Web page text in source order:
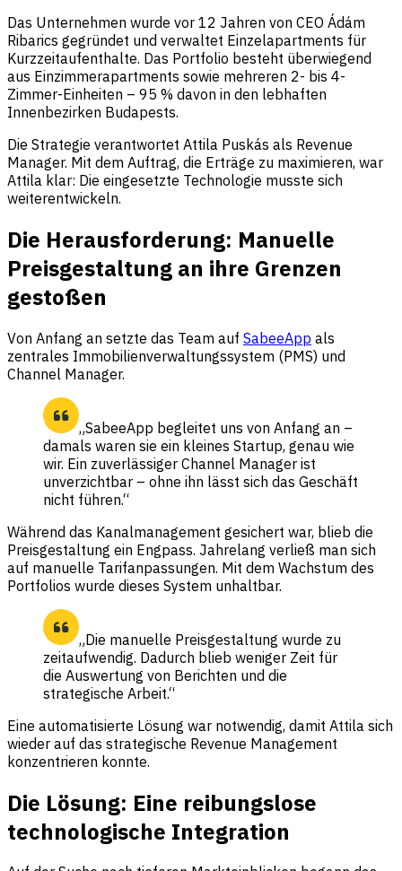
Das Unternehmen wurde vor 12 Jahren von CEO Ádám
Ribarics gegründet und verwaltet Einzelapartments für
Kurzzeitaufenthalte. Das Portfolio besteht überwiegend
aus Einzimmerapartments sowie mehreren 2- bis 4-
Zimmer-Einheiten – 95 % davon in den lebhaften
Innenbezirken Budapests.
Die Strategie verantwortet Attila Puskás als Revenue
Manager. Mit dem Auftrag, die Erträge zu maximieren, war
Attila klar: Die eingesetzte Technologie musste sich
weiterentwickeln.
Die Herausforderung: Manuelle
Preisgestaltung an ihre Grenzen
gestoßen
Von Anfang an setzte das Team auf SabeeApp als
zentrales Immobilienverwaltungssystem (PMS) und
Channel Manager.
„SabeeApp begleitet uns von Anfang an –
damals waren sie ein kleines Startup, genau wie
wir. Ein zuverlässiger Channel Manager ist
unverzichtbar – ohne ihn lässt sich das Geschäft
nicht führen.“
Während das Kanalmanagement gesichert war, blieb die
Preisgestaltung ein Engpass. Jahrelang verließ man sich
auf manuelle Tarifanpassungen. Mit dem Wachstum des
Portfolios wurde dieses System unhaltbar.
„Die manuelle Preisgestaltung wurde zu
zeitaufwendig. Dadurch blieb weniger Zeit für
die Auswertung von Berichten und die
strategische Arbeit.“
Eine automatisierte Lösung war notwendig, damit Attila sich
wieder auf das strategische Revenue Management
konzentrieren konnte.
Die Lösung: Eine reibungslose
technologische Integration